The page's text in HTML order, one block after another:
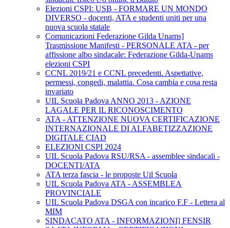
Elezioni CSPI: USB - FORMARE UN MONDO
DIVERSO - docenti, ATA e studenti uniti per una
nuova scuola statale
Comunicazioni Federazione Gilda Unams]
Trasmissione Manifesti - PERSONALE ATA - per
affissione albo sindacale: Federazione Gilda-Unams
elezioni CSPI
CCNL 2019/21 e CCNL precedenti. Aspettative,
permessi, congedi, malattia. Cosa cambia e cosa resta
invariato
UIL Scuola Padova ANNO 2013 - AZIONE
LAGALE PER IL RICONOSCIMENTO
ATA - ATTENZIONE NUOVA CERTIFICAZIONE
INTERNAZIONALE DI ALFABETIZZAZIONE
DIGITALE CIAD
ELEZIONI CSPI 2024
UIL Scuola Padova RSU/RSA - assemblee sindacali -
DOCENTI/ATA
ATA terza fascia - le proposte Uil Scuola
UIL Scuola Padova ATA - ASSEMBLEA
PROVINCIALE
UIL Scuola Padova DSGA con incarico F.F - Lettera al
MIM
SINDACATO ATA - INFORMAZIONI] FENSIR